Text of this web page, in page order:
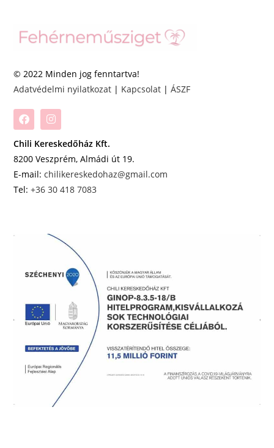
© 2022 Minden jog fenntartva!
Adatvédelmi nyilatkozat | Kapcsolat |ÁSZF
Chili Kereskedőház Kft.
8200 Veszprém, Almádi út 19.
E-mail:chilikereskedohaz@gmail.com
Tel:+36 30 418 7083